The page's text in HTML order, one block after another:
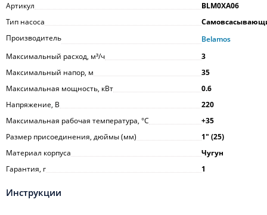
Артикул
BLM0XA06
Тип насоса
Производитель
Belamos
Максимальный расход, м³/ч
3
Максимальный напор, м
35
Максимальная мощность, кВт
0.6
Напряжение, В
220
Максимальная рабочая температура, °С
+35
Размер присоединения, дюймы (мм)
1ʺ (25)
Материал корпуса
Чугун
Гарантия, г
1
Инструкции